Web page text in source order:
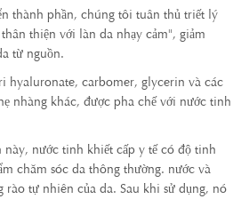
thành phần, chúng tôi tuân thủ triết lý
thiện với làn da nhạy cảm", giảm
từ nguồn.
hyaluronate, carbomer, glycerin và các
nhàng khác, được pha chế với nước tinh
này, nước tinh khiết cấp y tế có độ tinh
chăm sóc da thông thường. nước và
tự nhiên của da. Sau khi sử dụng, nó